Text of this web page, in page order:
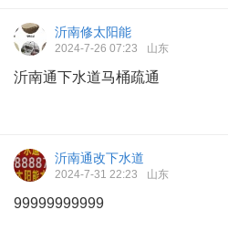
沂南修太阳能
2024-7-26 07:23 山东
沂南通下水道马桶疏通
沂南通改下水道
2024-7-31 22:23 山东
99999999999